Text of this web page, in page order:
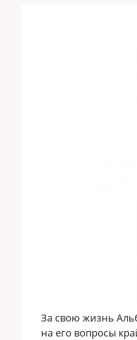
За свою жизнь
на его вопросы